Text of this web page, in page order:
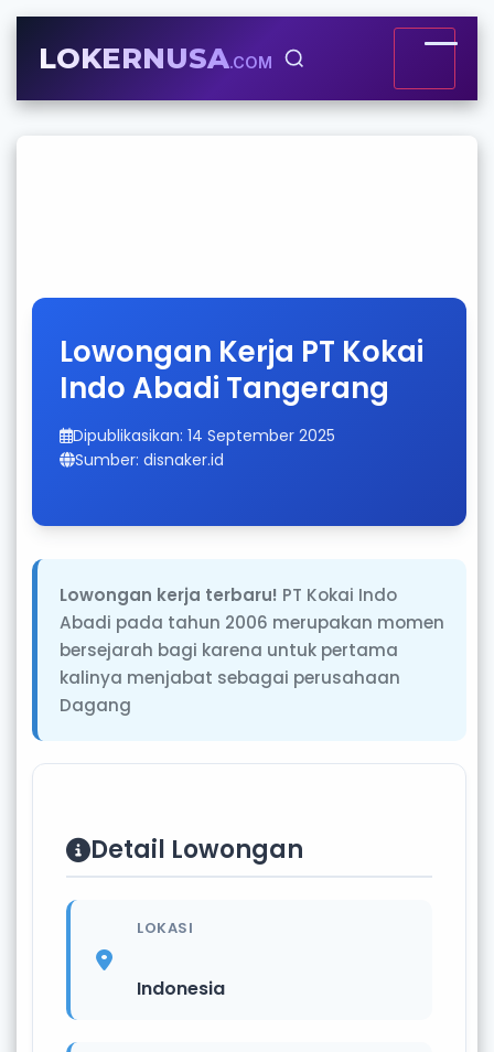
LOKERNUSA.COM
Lowongan Kerja PT Kokai
Indo Abadi Tangerang
Dipublikasikan: 14 September 2025
Sumber: disnaker.id
Lowongan kerja terbaru! PT Kokai Indo
Abadi pada tahun 2006 merupakan momen
bersejarah bagi karena untuk pertama
kalinya menjabat sebagai perusahaan
Dagang
Detail Lowongan
LOKASI
Indonesia